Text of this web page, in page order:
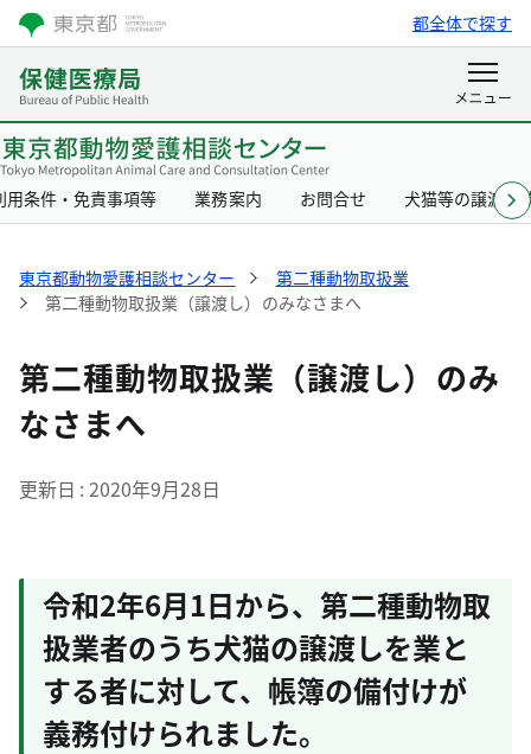
都全体で探す
用条件・免責事項等 業務案内 お問合せ 犬猫等の譲渡事
東京都動物愛護相談センター
第二種動物取扱業
第二種動物取扱業（譲渡し）のみなさまへ
第二種動物取扱業（譲渡し）のみ
なさまへ
更新日 2020年9月28日
令和2年6月1日から、第二種動物取
扱業者のうち犬猫の譲渡しを業と
する者に対して、帳簿の備付けが
義務付けられました。